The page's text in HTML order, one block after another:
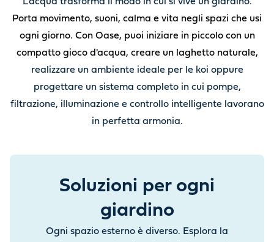
L’acqua trasforma il modo in cui si vive un giardino.
Porta movimento, suoni, calma e vita negli spazi che usi
ogni giorno. Con Oase, puoi iniziare in piccolo con un
compatto gioco d'acqua, creare un laghetto naturale,
realizzare un ambiente ideale per le koi oppure
progettare un sistema completo in cui pompe,
filtrazione, illuminazione e controllo intelligente lavorano
in perfetta armonia.
Soluzioni per ogni
giardino
Ogni spazio esterno è diverso. Esplora la